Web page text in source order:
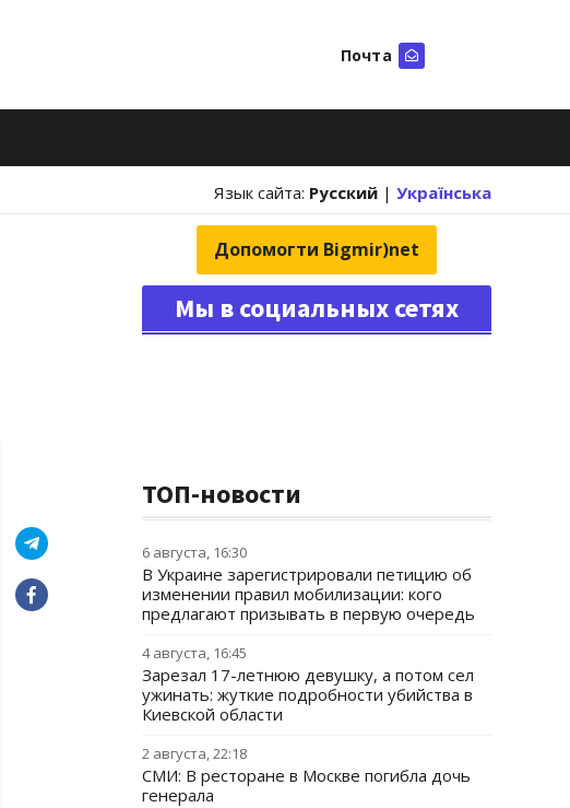
Почта
Язык сайта: Русский | Українська
Допомогти Bigmir)net
Мы в социальных сетях
ТОП-новости
6 августа, 16:30
В Украине зарегистрировали петицию об
изменении правил мобилизации: кого
предлагают призывать в первую очередь
4 августа, 16:45
Зарезал 17-летнюю девушку, а потом сел
ужинать: жуткие подробности убийства в
Киевской области
2 августа, 22:18
СМИ: В ресторане в Москве погибла дочь
генерала